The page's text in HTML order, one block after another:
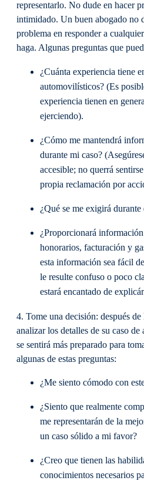
representarlo. No dude en hacer
intimidado. Un buen abogado no
problema en responder a
haga. Algunas preguntas que
¿Cuánta experiencia tiene
automovilísticos? (Es
experiencia tienen en
ejerciendo).
¿Cómo me mantendrá
durante mi caso?
accesible; no querrá
propia reclamación por
¿Qué se me exigirá durante
¿Proporcionará
honorarios, facturación y
esta información sea fácil
le resulte confuso o poco
estará encantado de
4. Tome una decisión: después
analizar los detalles de su caso
se sentirá más preparado para
algunas de estas preguntas:
¿Me siento cómodo con
¿Siento que realmente
me representarán de la
un caso sólido a mi favor?
¿Creo que tienen las
conocimientos necesarios